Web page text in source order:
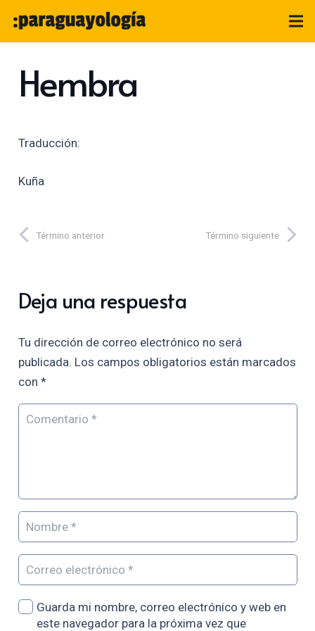
Hembra
Traducción:
Kuña
Término anterior Término siguiente
Deja una respuesta
Tu dirección de correo electrónico no será
publicada. Los campos obligatorios están marcados
con *
Guarda mi nombre, correo electrónico y web en
este navegador para la próxima vez que